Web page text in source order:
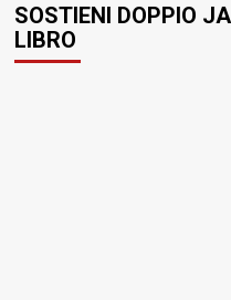
SOSTIENI DOPPIO
LIBRO